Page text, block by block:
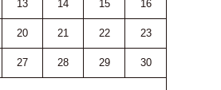
13 14 15 16
20 21 22 23
27 28 29 30